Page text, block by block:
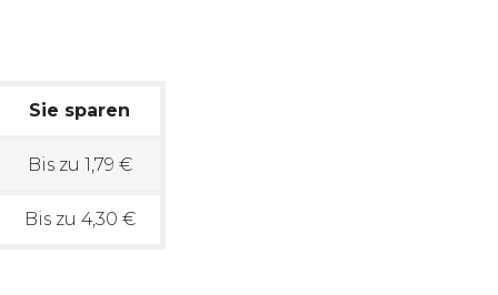
Sie sparen
Bis zu 1,79 €
Bis zu 4,30 €